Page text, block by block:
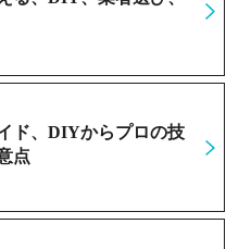
ド、DIYからプロの技
点